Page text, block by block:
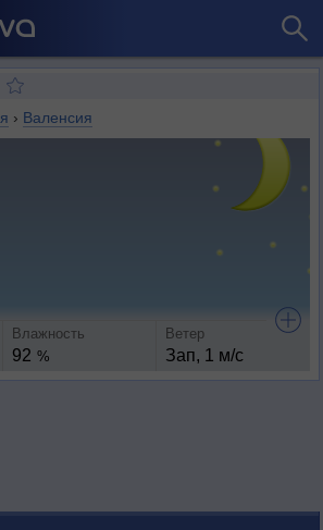
› Валенсия
Влажность
92 %
Ветер
Зап, 1 м/с